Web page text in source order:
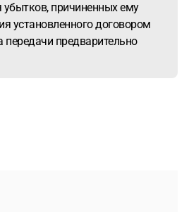
причиненных ему
установленного договором
передачи предварительно